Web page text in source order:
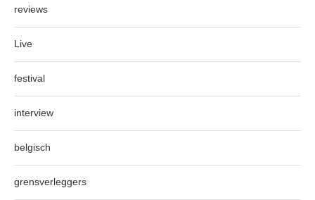
reviews
Live
festival
interview
belgisch
grensverleggers